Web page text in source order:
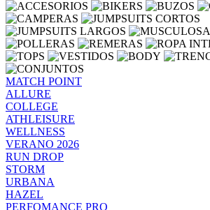
MATCH POINT
ALLURE
COLLEGE
ATHLEISURE
WELLNESS
VERANO 2026
RUN DROP
STORM
URBANA
HAZEL
PERFOMANCE PRO